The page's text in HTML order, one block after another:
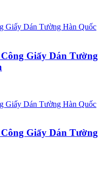
Giấy Dán Tường
Giấy Dán Tường